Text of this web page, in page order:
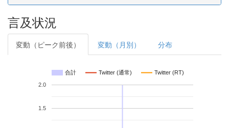
言及状況
変動（ピーク前後） 変動（月別） 分布
合計 Twitter (通常) Twitter (RT)
1.5
2.0